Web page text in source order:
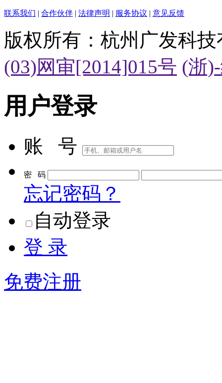
联系我们 | 合作伙伴 | 法律声明 | 服务协议 | 意见反馈
版权所有：杭州广发科
(03)网审[2014]015号 (浙
用户登录
账 号
密 码
忘记密码？
自动登录
登 录
免费注册